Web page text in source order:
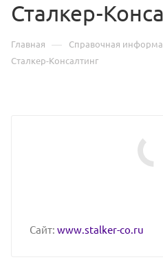
Сталкер-
Главная — Справочная
Сталкер-Консалтинг
Сайт: www.stalker-co.ru